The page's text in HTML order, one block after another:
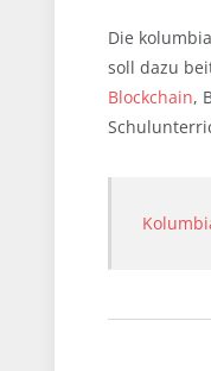
Die
soll dazu
Blockchain,